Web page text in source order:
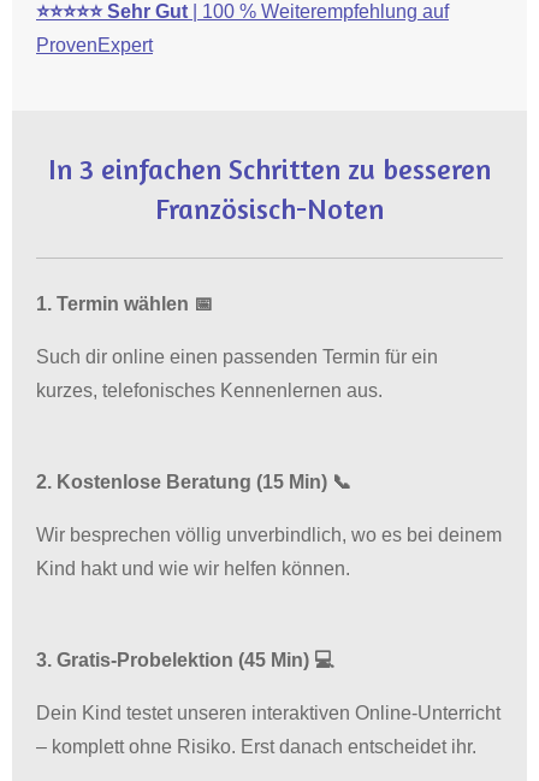
⭐⭐⭐⭐⭐Sehr Gut | 100 % Weiterempfehlung auf
ProvenExpert
In 3 einfachen Schritten zu besseren
Französisch-Noten
1. Termin wählen 📅
Such dir online einen passenden Termin für ein
kurzes, telefonisches Kennenlernen aus.
2. Kostenlose Beratung (15 Min) 📞
Wir besprechen völlig unverbindlich, wo es bei deinem
Kind hakt und wie wir helfen können.
3. Gratis-Probelektion (45 Min) 💻
Dein Kind testet unseren interaktiven Online-Unterricht
– komplett ohne Risiko. Erst danach entscheidet ihr.